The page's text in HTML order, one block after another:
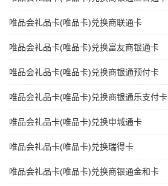
唯品会礼品卡(唯品卡)兑换商联通卡
唯品会礼品卡(唯品卡)兑换富友商银通卡
唯品会礼品卡(唯品卡)兑换商银通预付卡
唯品会礼品卡(唯品卡)兑换商银通乐支付卡
唯品会礼品卡(唯品卡)兑换申城通卡
唯品会礼品卡(唯品卡)兑换瑞得卡
唯品会礼品卡(唯品卡)兑换商银通金和卡